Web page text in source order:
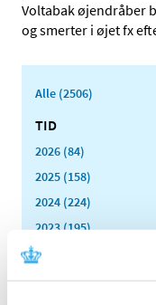
Voltabak øjendråber
og smerter i øjet fx
Alle (2506)
TID
2026 (84)
2025 (158)
2024 (224)
2023 (195)
2022 (197)
2021 (516)